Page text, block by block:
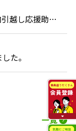
【令和8年度】福岡市 子育て世帯市内引越し応援助成金のご案内
た。
一覧